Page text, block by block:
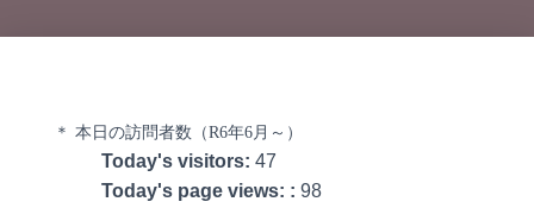
＊ 本日の訪問者数（R6年6月～）
Today's visitors: 47
Today's page views: : 98